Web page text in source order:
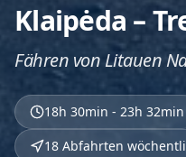
Klaipėda –
Fähren von Litauen
18h 30min - 23h 32min
18 Abfahrten